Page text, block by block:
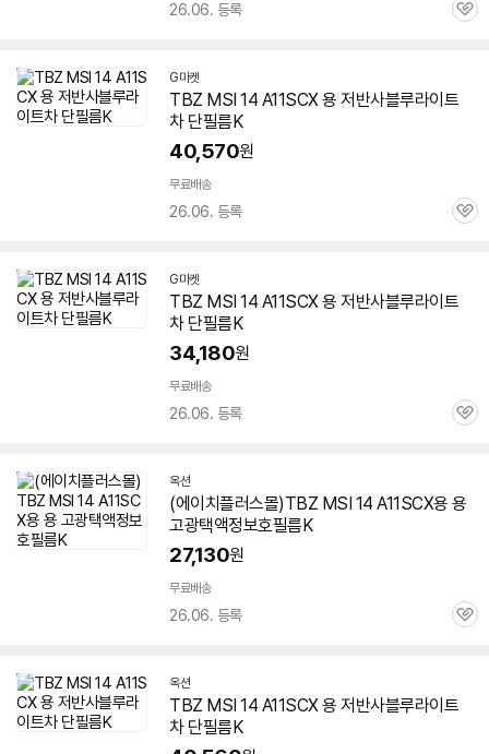
26.06. 등록
관
G마켓
TBZ MSI 14 A11SCX 용 저반사블루라이트
차 단필름K
40,570원
무료배송
26.06. 등록
관
G마켓
TBZ MSI 14 A11SCX 용 저반사블루라이트
차 단필름K
34,180원
무료배송
26.06. 등록
관
옥션
(에이치플러스몰)TBZ MSI 14 A11SCX용 용
고광택액정보호필름K
27,130원
무료배송
26.06. 등록
관
옥션
TBZ MSI 14 A11SCX 용 저반사블루라이트
차 단필름K